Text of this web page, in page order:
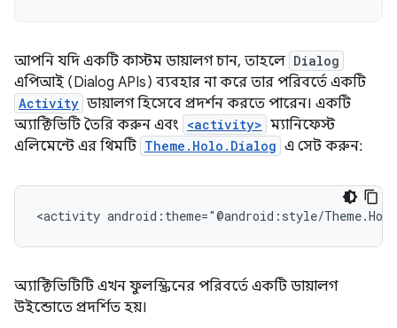
আপনি যদি একটি কাস্টম ডায়ালগ চান, তাহলে Dialog
এপিআই (Dialog APIs) ব্যবহার না করে তার পরিবর্তে একটি
Activity ডায়ালগ হিসেবে প্রদর্শন করতে পারেন। একটি
অ্যাক্টিভিটি তৈরি করুন এবং <activity> ম্যানিফেস্ট
এলিমেন্টে এর থিমটি Theme.Holo.Dialog এ সেট করুন:
<activity android:theme="@android:style/
অ্যাক্টিভিটিটি এখন ফুলস্ক্রিনের পরিবর্তে একটি ডায়ালগ
উইন্ডোতে প্রদর্শিত হয়।